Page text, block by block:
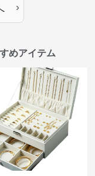
›
めアイテム